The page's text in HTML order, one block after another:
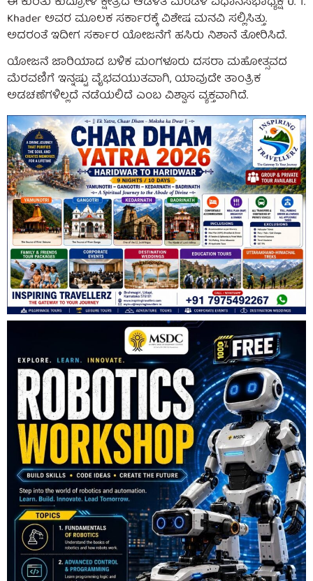
Khader ಅವರ ಮೂಲಕ ಸರ್ಕಾರಕ್ಕೆ ವಿಶೇಷ ಮನವಿ ಸಲ್ಲಿಸಿತ್ತು.
ಅದರಂತೆ ಇದೀಗ ಸರ್ಕಾರ ಯೋಜನೆಗೆ ಹಸಿರು ನಿಶಾನೆ ತೋರಿಸಿದೆ.
ಯೋಜನೆ ಜಾರಿಯಾದ ಬಳಿಕ ಮಂಗಳೂರು ದಸರಾ ಮಹೋತ್ಸವದ
ಮೆರವಣಿಗೆ ಇನ್ನಷ್ಟು ವೈಭವಯುತವಾಗಿ, ಯಾವುದೇ ತಾಂತ್ರಿಕ
ಅಡಚಣೆಗಳಿಲ್ಲದೆ ನಡೆಯಲಿದೆ ಎಂಬ ವಿಶ್ವಾಸ ವ್ಯಕ್ತವಾಗಿದೆ.